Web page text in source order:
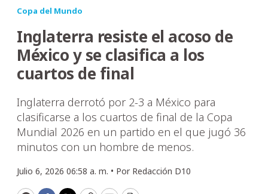
Copa del Mundo
Inglaterra resiste el acoso de
México y se clasifica a los
cuartos de final
Inglaterra derrotó por 2-3 a México para
clasificarse a los cuartos de final de la Copa
Mundial 2026 en un partido en el que jugó 36
minutos con un hombre de menos.
Julio 6, 2026 06:58 a. m. • Por Redacción D10